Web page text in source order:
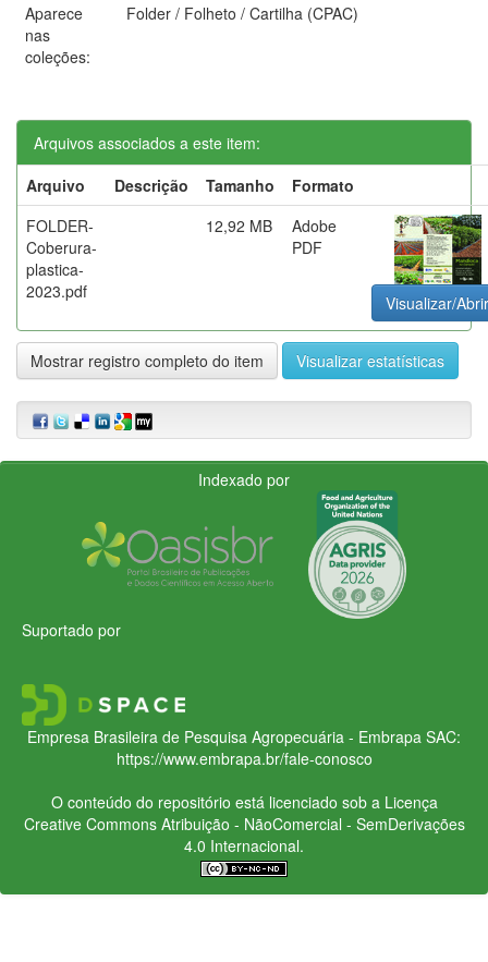
Aparece
nas
coleções:
Folder / Folheto / Cartilha (CPAC)
Arquivos associados a este item:
Arquivo
Descrição Tamanho
Formato
FOLDER-
Coberura-
plastica-
2023.pdf
12,92 MB
Adobe
PDF
Visualizar/Abrir
Mostrar registro completo do item Visualizar estatísticas
Indexado por
Suportado por
Empresa Brasileira de Pesquisa Agropecuária - Embrapa SAC:
https://www.embrapa.br/fale-conosco
O conteúdo do repositório está licenciado sob a Licença
Creative CommonsAtribuição - NãoComercial - SemDerivações
4.0 Internacional.